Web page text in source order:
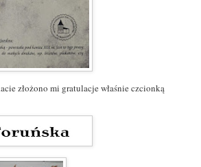
złożono mi gratulacje właśnie czcionką